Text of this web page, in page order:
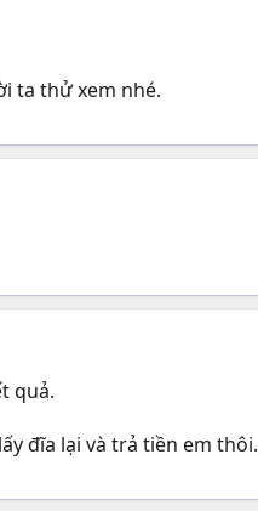
ta thử xem nhé.
quả.
đĩa lại và trả tiền em thôi.